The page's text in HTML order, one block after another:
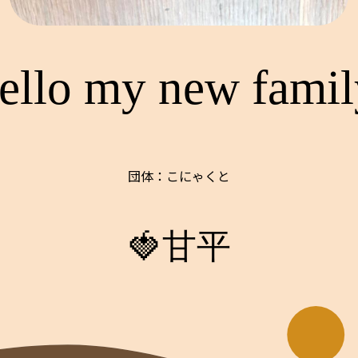
my new
団体：こにゃくと
🍓甘平